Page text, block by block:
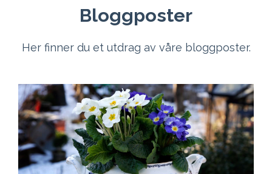
Bloggposter
Her finner du et utdrag av våre bloggposter.